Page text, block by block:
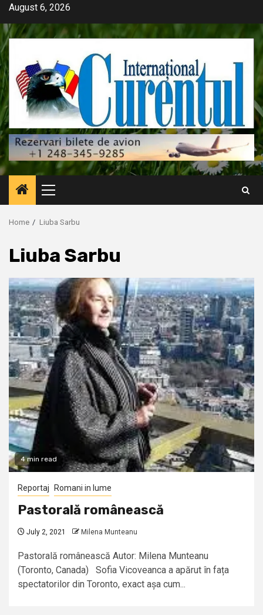
Skip
content
August 6, 2026
Primary
Menu
Home Liuba Sarbu
Liuba Sarbu
4 min read
Reportaj Romani in lume
Pastorală românească
July 2, 2021 Milena Munteanu
Pastorală românească Autor: Milena Munteanu
(Toronto, Canada) Sofia Vicoveanca a apărut în fața
spectatorilor din Toronto, exact așa cum...